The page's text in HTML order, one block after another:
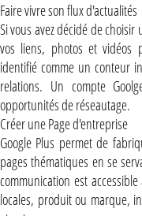
Faire vivre son flux d'actualités
Si vous avez décidé de
vos liens, photos et vidéos
identifié comme un conteur
relations. Un compte
opportunités de réseautage.
Créer une Page d'entreprise
Google Plus permet de
pages thématiques en se
communication est
locales, produit ou marque,